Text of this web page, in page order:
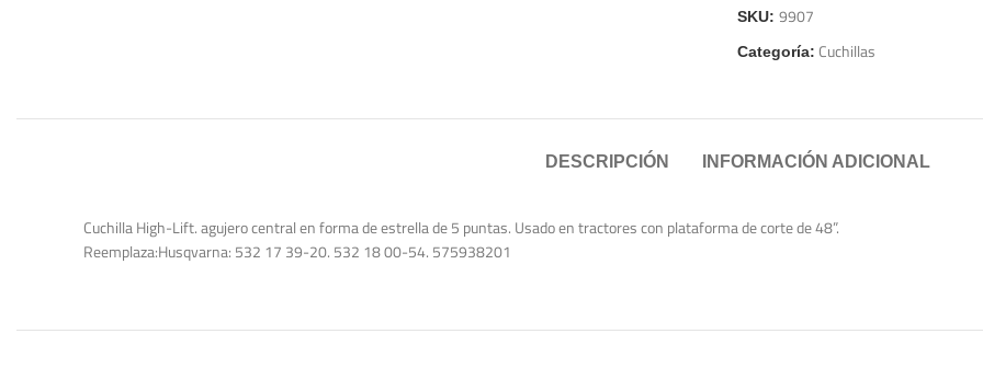
SKU: 9907
Categoría: Cuchillas
DESCRIPCIÓN INFORMACIÓN ADICIONAL
Cuchilla High-Lift. agujero central en forma de estrella de 5 puntas. Usado en tractores con plataforma de corte de 48”.
Reemplaza:Husqvarna: 532 17 39-20. 532 18 00-54. 575938201